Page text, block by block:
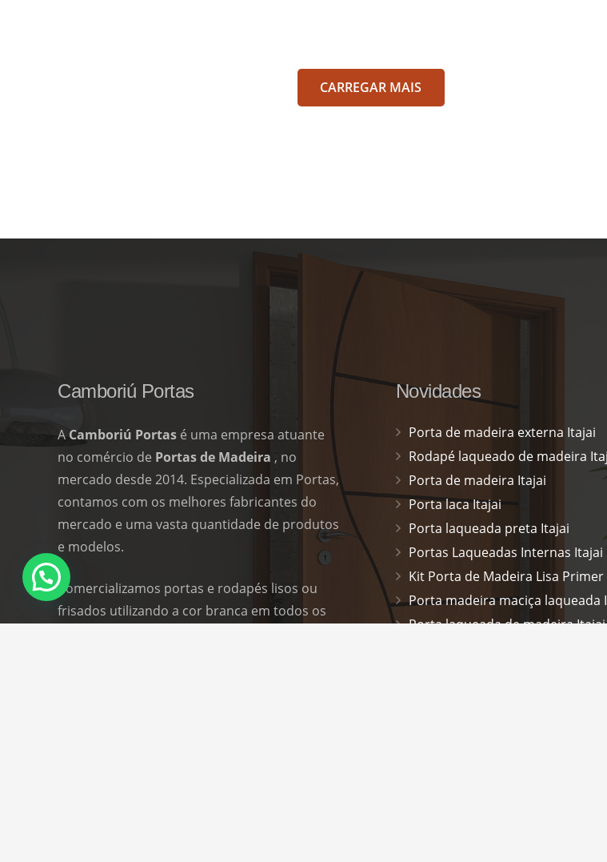
CARREGAR MAIS
Camboriú Portas
A Camboriú Portas é uma empresa atuante
no comércio de Portas de Madeira , no
mercado desde 2014. Especializada em Portas,
contamos com os melhores fabricantes do
mercado e uma vasta quantidade de produtos
e modelos.
Comercializamos portas e rodapés lisos ou
frisados utilizando a cor branca em todos os
Novidades
Porta de madeira externa Itajai
Rodapé laqueado de madeira
Porta de madeira Itajai
Porta laca Itajai
Porta laqueada preta Itajai
Portas Laqueadas Internas Itajai
Kit Porta de Madeira Lisa Primer
Porta madeira maciça laqueada
Porta laqueada de madeira Itajai